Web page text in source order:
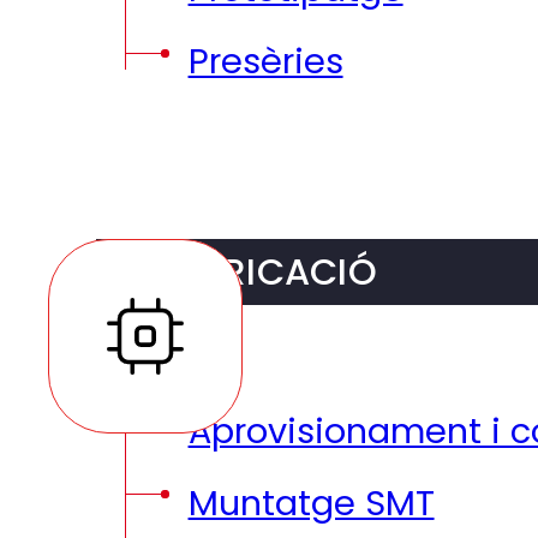
DFM (Design For
DFT (Design for
Presèries
FABRICACIÓ